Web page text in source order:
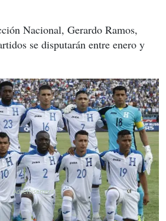
Nacional, Gerardo Ramos,
se disputarán entre enero y
X